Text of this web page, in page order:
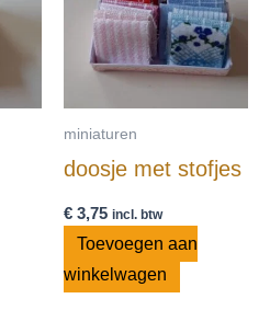
miniaturen
doosje met stofjes
€3,75 incl. btw
Toevoegen aan
winkelwagen